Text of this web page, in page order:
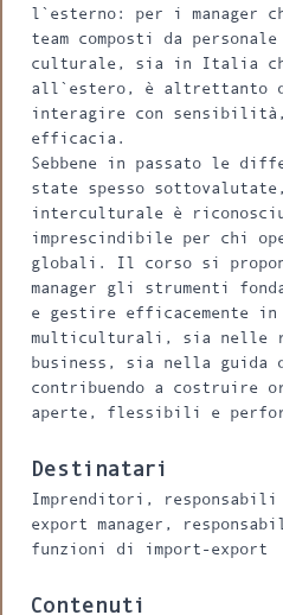
l`esterno: per i manager
team composti da
culturale, sia in Italia
all`estero, è altrettanto
interagire con sensibilità,
efficacia.
Sebbene in passato le
state spesso
interculturale è
imprescindibile per chi
globali. Il corso si
manager gli strumenti
e gestire efficacemente
multiculturali, sia nelle
business, sia nella guida
contribuendo a costruire
aperte, flessibili e
Destinatari
Imprenditori,
export manager,
funzioni di import-export
Contenuti